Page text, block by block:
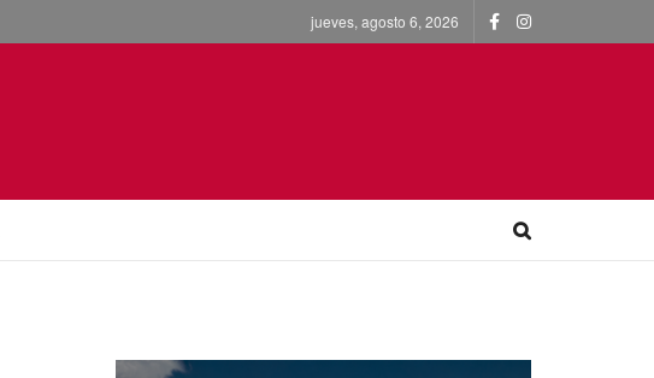
jueves, agosto 6, 2026